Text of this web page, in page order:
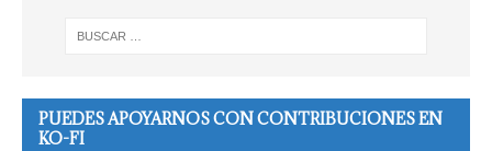
PUEDES APOYARNOS CON CONTRIBUCIONES EN
KO-FI